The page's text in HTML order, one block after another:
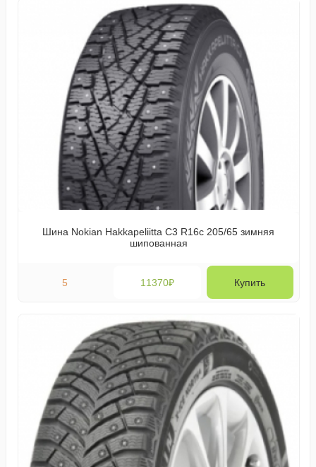
Шина Nokian Hakkapeliitta C3 R16c 205/65 зимняя
шипованная
5 11370₽ Купить